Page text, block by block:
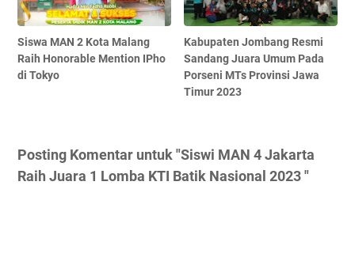
Siswa MAN 2 Kota Malang
Raih Honorable Mention IPho
di Tokyo
Kabupaten Jombang Resmi
Sandang Juara Umum Pada
Porseni MTs Provinsi Jawa
Timur 2023
Posting Komentar untuk "Siswi MAN 4 Jakarta
Raih Juara 1 Lomba KTI Batik Nasional 2023 "